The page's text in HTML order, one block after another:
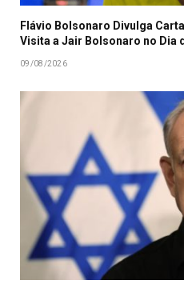
Flávio Bolsonaro Divulga
Visita a Jair Bolsonaro no Dia
09/08/2026